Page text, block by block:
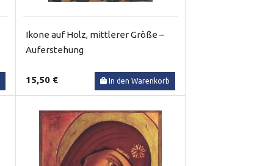
Ikone auf Holz, mittlerer Größe –
Auferstehung
15,50 € In den Warenkorb